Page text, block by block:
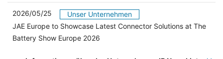
2026/05/25
Unser Unternehmen
JAE Europe to Showcase Latest Connector Solutions at The
Battery Show Europe 2026